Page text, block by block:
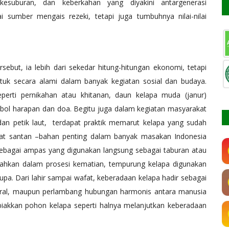
dan keberkahan yang diyakini antargenerasi
sumber mengais rezeki, tetapi juga tumbuhnya nilai-nilai
ia lebih dari sekedar hitung-hitungan ekonomi, tetapi
secara alami dalam banyak kegiatan sosial dan budaya.
pernikahan atau khitanan, daun kelapa muda (janur)
harapan dan doa. Begitu juga dalam kegiatan masyarakat
petik laut, terdapat praktik memarut kelapa yang sudah
santan –bahan penting dalam banyak masakan Indonesia
ampas yang digunakan langsung sebagai taburan atau
dalam prosesi kematian, tempurung kelapa digunakan
Dari lahir sampai wafat, keberadaan kelapa hadir sebagai
maupun perlambang hubungan harmonis antara manusia
pohon kelapa seperti halnya melanjutkan keberadaan